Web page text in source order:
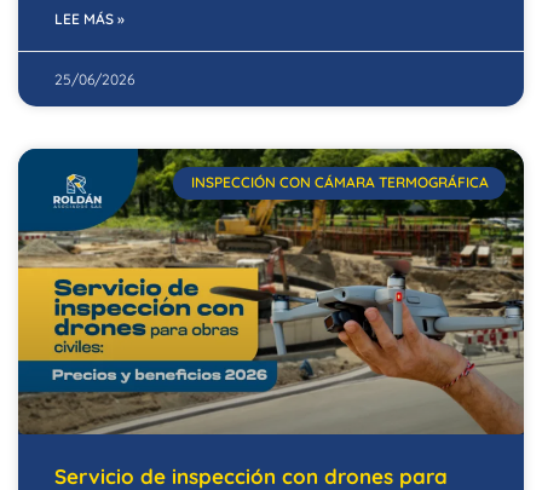
LEE MÁS »
25/06/2026
INSPECCIÓN CON CÁMARA TERMOGRÁFICA
Servicio de inspección con drones para